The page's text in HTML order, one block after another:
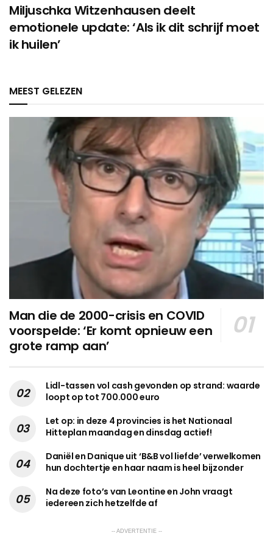
Miljuschka Witzenhausen deelt
emotionele update: ‘Als ik dit schrijf moet
ik huilen’
MEEST GELEZEN
Man die de 2000-crisis en COVID
voorspelde: ‘Er komt opnieuw een
grote ramp aan’
Lidl-tassen vol cash gevonden op strand: waarde
loopt op tot 700.000 euro
Let op: in deze 4 provincies is het Nationaal
Hitteplan maandag en dinsdag actief!
Daniël en Danique uit ‘B&B vol liefde’ verwelkomen
hun dochtertje en haar naam is heel bijzonder
Na deze foto’s van Leontine en John vraagt
iedereen zich hetzelfde af
-- ADVERTENTIE --